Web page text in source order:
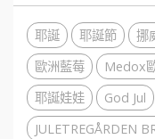
耶誕 耶誕節 挪
歐洲藍莓
Medox
耶誕娃娃
God Jul
JULETREGÅRDEN